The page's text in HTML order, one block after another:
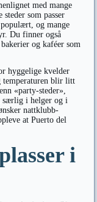
med mange
som passer
og mange
Du finner også
og kaféer som
hyggelige kvelder
temperaturen blir litt
«party-steder»,
særlig i helger og i
nattklubb-
at Puerto del
i